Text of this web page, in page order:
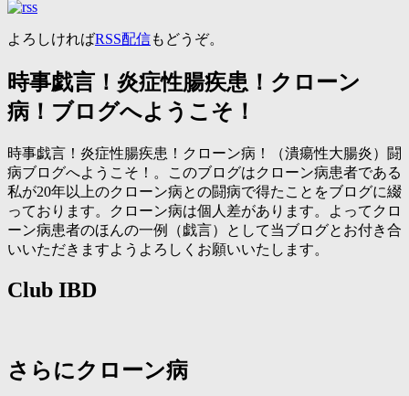
よろしければRSS配信もどうぞ。
時事戯言！炎症性腸疾患！クローン
病！ブログへようこそ！
時事戯言！炎症性腸疾患！クローン病！（潰瘍性大腸炎）闘
病ブログへようこそ！。このブログはクローン病患者である
私が20年以上のクローン病との闘病で得たことをブログに綴
っております。クローン病は個人差があります。よってクロ
ーン病患者のほんの一例（戯言）として当ブログとお付き合
いいただきますようよろしくお願いいたします。
Club IBD
さらにクローン病